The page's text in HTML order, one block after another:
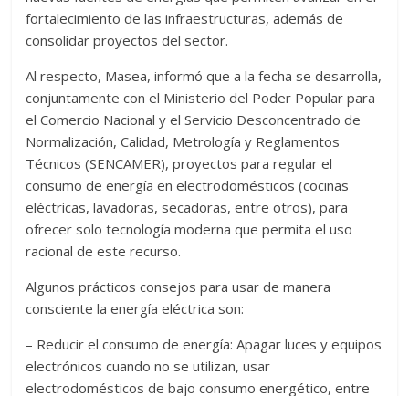
fortalecimiento de las infraestructuras, además de
consolidar proyectos del sector.
Al respecto, Masea, informó que a la fecha se desarrolla,
conjuntamente con el Ministerio del Poder Popular para
el Comercio Nacional y el Servicio Desconcentrado de
Normalización, Calidad, Metrología y Reglamentos
Técnicos (SENCAMER), proyectos para regular el
consumo de energía en electrodomésticos (cocinas
eléctricas, lavadoras, secadoras, entre otros), para
ofrecer solo tecnología moderna que permita el uso
racional de este recurso.
Algunos prácticos consejos para usar de manera
consciente la energía eléctrica son:
– Reducir el consumo de energía: Apagar luces y equipos
electrónicos cuando no se utilizan, usar
electrodomésticos de bajo consumo energético, entre